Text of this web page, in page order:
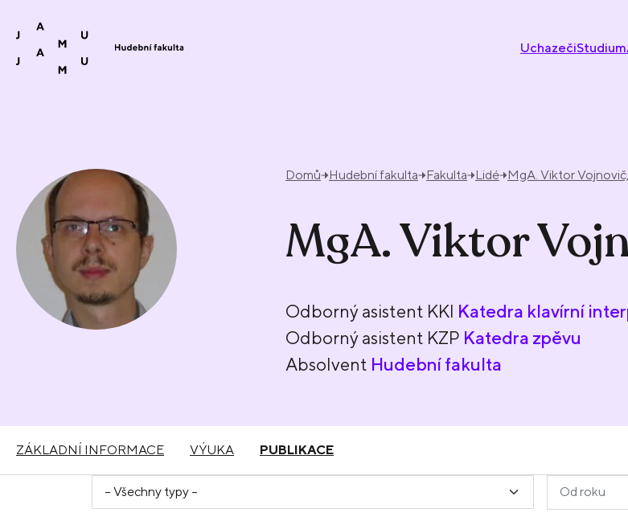
UchazečiStudium
Domů Hudební fakulta Fakulta Lidé MgA. Viktor
MgA. Viktor
Odborný asistent KKI Katedra klavírní
Odborný asistent KZP Katedra zpěvu
Absolvent Hudební fakulta
ZÁKLADNÍ INFORMACE VÝUKA PUBLIKACE